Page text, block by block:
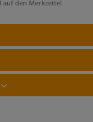
auf den Merkzettel